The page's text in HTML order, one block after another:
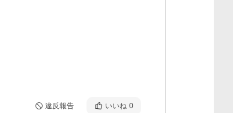
違反報告 いいね 0